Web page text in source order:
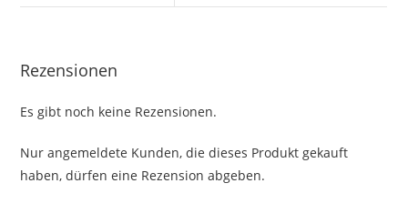
Rezensionen
Es gibt noch keine Rezensionen.
Nur angemeldete Kunden, die dieses Produkt gekauft
haben, dürfen eine Rezension abgeben.